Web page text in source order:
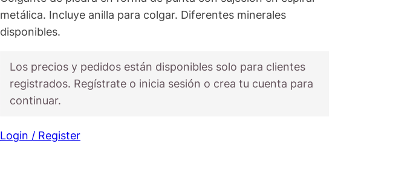
metálica. Incluye anilla para colgar. Diferentes minerales
disponibles.
Los precios y pedidos están disponibles solo para clientes
registrados. Regístrate o inicia sesión o crea tu cuenta para
continuar.
Login / Register